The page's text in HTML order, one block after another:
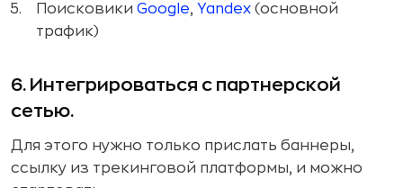
Поисковики Google, Yandex (основной
трафик)
6. Интегрироваться с партнерской
сетью.
Для этого нужно только прислать баннеры,
ссылку из трекинговой платформы, и можно